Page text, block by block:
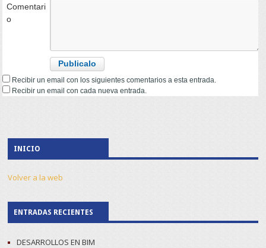
Comentari
o
Recibir un email con los siguientes comentarios a esta entrada.
Recibir un email con cada nueva entrada.
INICIO
Volver a la web
ENTRADAS RECIENTES
DESARROLLOS EN BIM